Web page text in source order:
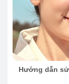
Hướng dẫn